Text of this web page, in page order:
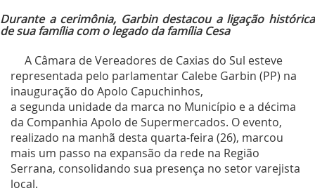
Durante a cerimônia, Garbin destacou a ligação histórica
de sua família com o legado da família Cesa
A Câmara de Vereadores de Caxias do Sul esteve
representada pelo parlamentar Calebe Garbin (PP) na
inauguração do Apolo Capuchinhos,
a segunda unidade da marca no Município e a décima
da Companhia Apolo de Supermercados. O evento,
realizado na manhã desta quarta-feira (26), marcou
mais um passo na expansão da rede na Região
Serrana, consolidando sua presença no setor varejista
local.